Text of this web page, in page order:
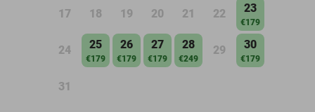
17 18 19 20 21 22 23
€179
24 25
€179
26
€179
27
€179
28
€249
29 30
€179
31